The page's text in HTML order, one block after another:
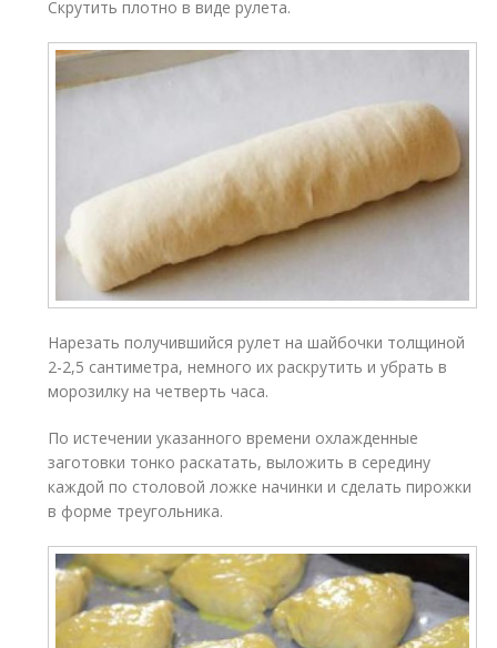
Скрутить плотно в виде рулета.
Нарезать получившийся рулет на шайбочки толщиной
2-2,5 сантиметра, немного их раскрутить и убрать в
морозилку на четверть часа.
По истечении указанного времени охлажденные
заготовки тонко раскатать, выложить в середину
каждой по столовой ложке начинки и сделать пирожки
в форме треугольника.